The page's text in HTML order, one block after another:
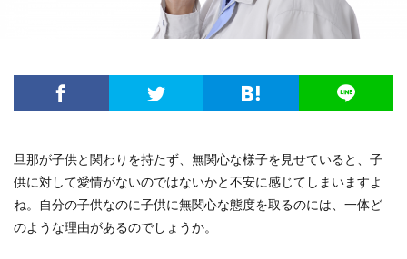
旦那が子供と関わりを持たず、無関心な様子を見せていると、子
供に対して愛情がないのではないかと不安に感じてしまいますよ
ね。自分の子供なのに子供に無関心な態度を取るのには、一体ど
のような理由があるのでしょうか。